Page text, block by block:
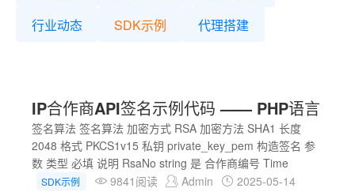
行业动态
SDK示例 代理搭建
IP合作商API签名示例代码 —— PHP语言
签名算法 签名算法 加密方式 RSA 加密方法 SHA1 长度
2048 格式 PKCS1v15 私钥 private_key_pem 构造签名 参
数 类型 必填 说明 RsaNo string 是 合作商编号 Time
SDK示例 9841阅读 Admin 2025-05-14